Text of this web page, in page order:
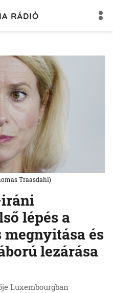
lépés a
és
lezárása
Luxembourgban
Traasdahl)